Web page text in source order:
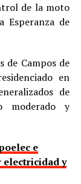
de la moto
Esperanza de
de Campos de
en
de
moderado y
e
electricidad y